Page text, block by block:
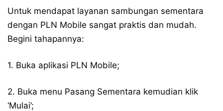
Untuk mendapat layanan sambungan sementara
dengan PLN Mobile sangat praktis dan mudah.
Begini tahapannya:
1. Buka aplikasi PLN Mobile;
2. Buka menu Pasang Sementara kemudian klik
‘Mulai’;